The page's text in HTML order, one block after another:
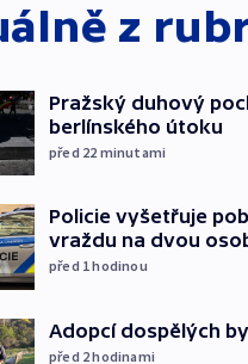
z
Pražský duhový
berlínského útoku
před 22 minutami
Policie vyšetřuje
vraždu na dvou
před 1hodinou
Adopcí dospělých
před 2hodinami